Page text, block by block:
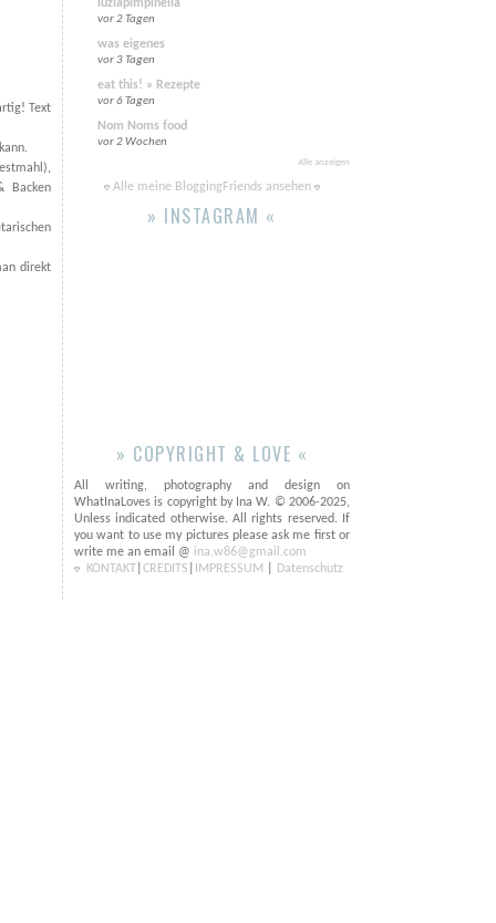
Text
Backen
direkt
luziapimpinella
vor 2 Tagen
was eigenes
vor 3 Tagen
eat this! » Rezepte
vor 6 Tagen
Nom Noms food
vor 2 Wochen
Alle anzeigen
Alle meine BloggingFriends ansehen
» INSTAGRAM «
» COPYRIGHT & LOVE «
All writing, photography and design on
WhatInaLoves is copyright by Ina W. © 2006-2025,
Unless indicated otherwise. All rights reserved. If
you want to use my pictures please ask me first or
write me an email @ ina.w86@gmail.com
KONTAKT CREDITS IMPRESSUM Datenschutz